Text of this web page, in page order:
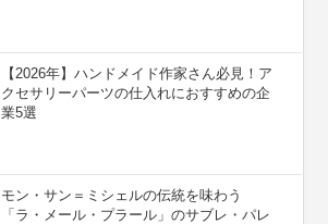
【2026年】ハンドメイド作家さん必見！ア
クセサリーパーツの仕入れにおすすめの企
業5選
モン・サン＝ミシェルの伝統を味わう
「ラ・メール・プラール」のサブレ・パレ